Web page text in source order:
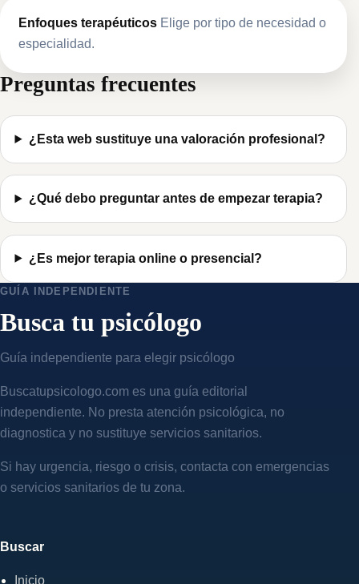
Enfoques terapéuticos Elige por tipo de necesidad o
especialidad.
Preguntas frecuentes
¿Esta web sustituye una valoración profesional?
¿Qué debo preguntar antes de empezar terapia?
¿Es mejor terapia online o presencial?
GUÍA INDEPENDIENTE
Busca tu psicólogo
Guía independiente para elegir psicólogo
Buscatupsicologo.com es una guía editorial
independiente. No presta atención psicológica, no
diagnostica y no sustituye servicios sanitarios.
Si hay urgencia, riesgo o crisis, contacta con emergencias
o servicios sanitarios de tu zona.
Buscar
Inicio